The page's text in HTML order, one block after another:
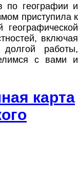
по географии и
приступила к
географической
включая
работы,
с вами и
карта